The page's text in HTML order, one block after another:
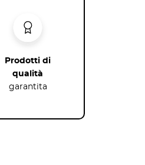
Prodotti di
qualità
garantita